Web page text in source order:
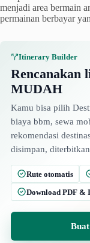
menjadi area bermain
permainan berbayar
Itinerary Builder
Rencanakan
MUDAH
Kamu bisa pilih
biaya bbm, sewa
rekomendasi
disimpan,
Rute otomatis
Download PDF &